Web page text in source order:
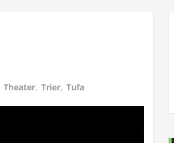
Theater, Trier, Tufa